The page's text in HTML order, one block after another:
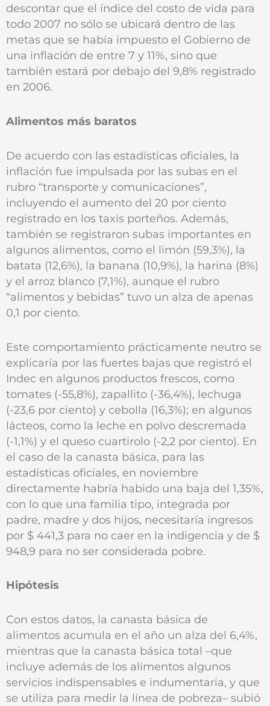
descontar que el índice del costo de vida para
todo 2007 no sólo se ubicará dentro de las
metas que se había impuesto el Gobierno de
una inflación de entre 7 y 11%, sino que
también estará por debajo del 9,8% registrado
en 2006.
Alimentos más baratos
De acuerdo con las estadísticas oficiales, la
inflación fue impulsada por las subas en el
rubro “transporte y comunicaciones”,
incluyendo el aumento del 20 por ciento
registrado en los taxis porteños. Además,
también se registraron subas importantes en
algunos alimentos, como el limón (59,3%), la
batata (12,6%), la banana (10,9%), la harina (8%)
y el arroz blanco (7,1%), aunque el rubro
“alimentos y bebidas” tuvo un alza de apenas
0,1 por ciento.
Este comportamiento prácticamente neutro se
explicaría por las fuertes bajas que registró el
Indec en algunos productos frescos, como
tomates (-55,8%), zapallito (-36,4%), lechuga
(-23,6 por ciento) y cebolla (16,3%); en algunos
lácteos, como la leche en polvo descremada
(-1,1%) y el queso cuartirolo (-2,2 por ciento). En
el caso de la canasta básica, para las
estadísticas oficiales, en noviembre
directamente habría habido una baja del 1,35%,
con lo que una familia tipo, integrada por
padre, madre y dos hijos, necesitaría ingresos
por $ 441,3 para no caer en la indigencia y de $
948,9 para no ser considerada pobre.
Hipótesis
Con estos datos, la canasta básica de
alimentos acumula en el año un alza del 6,4%,
mientras que la canasta básica total –que
incluye además de los alimentos algunos
servicios indispensables e indumentaria, y que
se utiliza para medir la línea de pobreza– subió